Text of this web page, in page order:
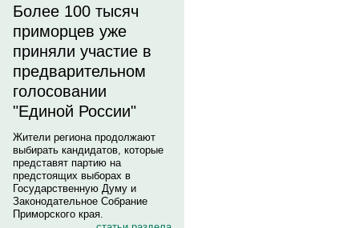
Более 100 тысяч
приморцев уже
приняли участие в
предварительном
голосовании
"Единой России"
Жители региона продолжают
выбирать кандидатов, которые
представят партию на
предстоящих выборах в
Государственную Думу и
Законодательное Собрание
Приморского края.